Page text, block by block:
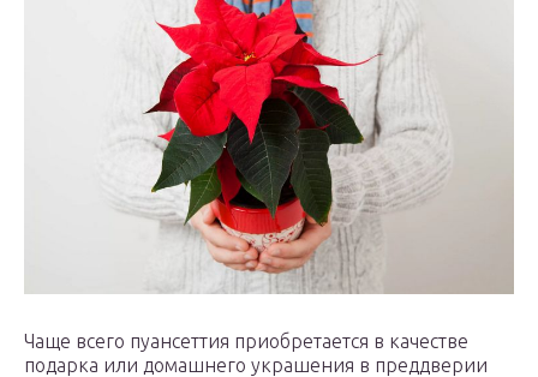
Чаще всего пуансеттия приобретается в качестве
подарка или домашнего украшения в преддверии